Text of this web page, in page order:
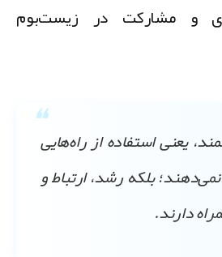
و مشارکت در زیست‌بوم
یعنی استفاده از راه‌هایی
بلکه رشد، ارتباط و
دارند.